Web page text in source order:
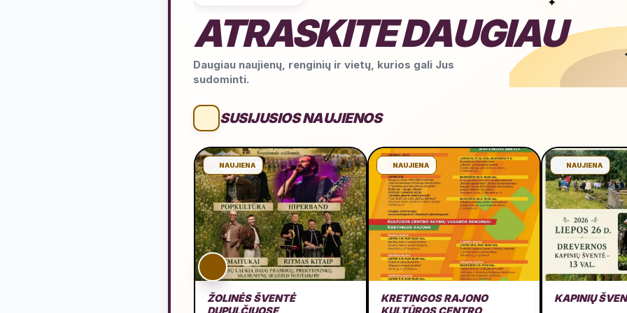
ATRASKITE DAUGIAU
Daugiau naujienų, renginių ir vietų, kurios gali Jus
sudominti.
SUSIJUSIOS NAUJIENOS
NAUJIENA
ŽOLINĖS ŠVENTĖ
DUPULČIUOSE
NAUJIENA
KRETINGOS RAJONO
KULTŪROS CENTRO
NAUJIENA
KAPINIŲ